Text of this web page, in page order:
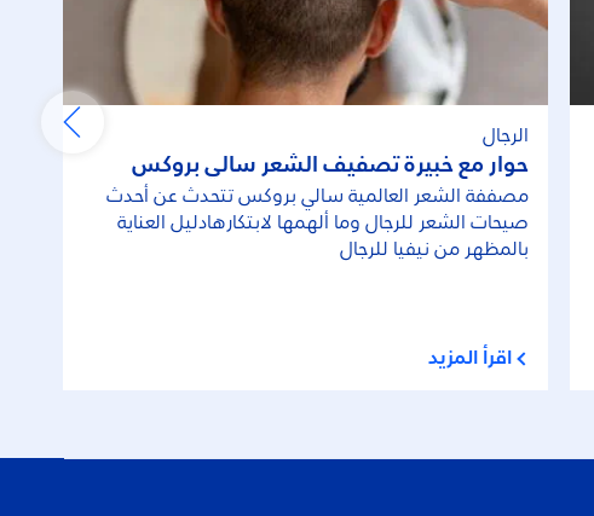
الرجال
حوار مع خبيرة تصفيف الشعر سالي بروكس
مصففة الشعر العالمية سالي بروكس تتحدث عن أحدث
صيحات الشعر للرجال وما ألهمها لابتكارهادليل العناية
بالمظهر من نيفيا للرجال
اقرأ المزيد